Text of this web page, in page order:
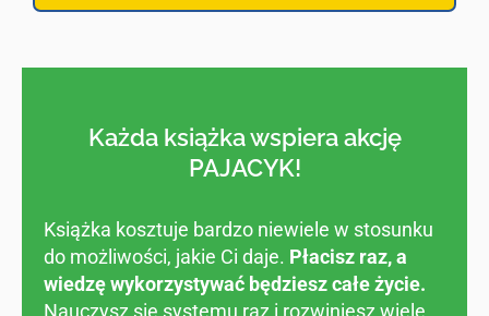
Każda książka wspiera akcję
PAJACYK!
Książka kosztuje bardzo niewiele w stosunku
do możliwości, jakie Ci daje. Płacisz raz, a
wiedzę wykorzystywać będziesz całe życie.